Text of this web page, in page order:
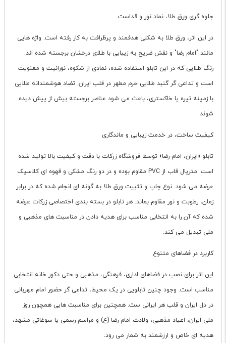
جلوه گری ورق طلا، نماد نور و قداست
در این اثر، ورق طلا به شکلی هدفمند و پرظرافت به کار رفته است. واژه هایی
مانند "امام رضا" و نقش ضریح به زیبایی با طلای درخشان برجسته شده اند.
رنگ طلایی که در این تابلو استفاده شده، نمادی از شکوه، نورانیت و معنویت
است و تداعی گر گنبد طلایی حرم مطهر در قلب ایران. تضاد هوشمندانه طلایی
با زمینه تیره یا خاکستری، باعث می شود عناصر برجسته بیش از پیش دیده
شوند.
کیفیت ساخت، در خدمت زیبایی و ماندگاری
تابلو «ایران، امام رضا» توسط فروشگاه زرکات با دقت و کیفیت بالا تولید شده
است. متریال قاب از PVC مقاوم بوده و در دو رنگ مشکی و قهوه ای کلاسیک
عرضه می شود. نوع چاپ و تثبیت ورق طلا به گونه ای انجام شده که در برابر
زمان، رطوبت و نور مقاوم بماند. هر تابلو در بسته بندی اختصاصی زرکات عرضه
شده که آن را به انتخابی مناسب برای هدیه دادن در مناسبت های مذهبی و
ملی تبدیل می کند.
کاربرد در فضاهای متنوع
این اثر برای نصب در فضاهای اداری، فرهنگی، مذهبی و حتی دکور خانه انتخابی
مناسب است. وجود چنین تابلویی در یک محیط، تداعی گر حضور امام مهربانی
در دل ایران و قلب هر ایرانی ست. همچنین برای مناسبت هایی همچون روز
ملی ایران، اعیاد مذهبی، ولادت امام رضا (ع) و مراسم رسمی یا سوغاتی مشهد،
هدیه ای خاص و ارزشمند به شمار می رود.